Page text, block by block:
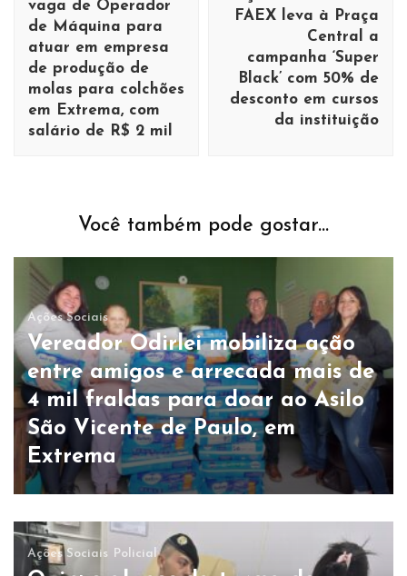
vaga de Operador
de Máquina para
atuar em empresa
de produção de
molas para colchões
em Extrema, com
salário de R$ 2 mil
FAEX leva à Praça
Central a
campanha ‘Super
Black’ com 50% de
desconto em cursos
da instituição
Você também pode gostar...
Ações Sociais
Vereador Odirlei mobiliza ação
entre amigos e arrecada mais de
4 mil fraldas para doar ao Asilo
São Vicente de Paulo, em
Extrema
Ações Sociais Policial